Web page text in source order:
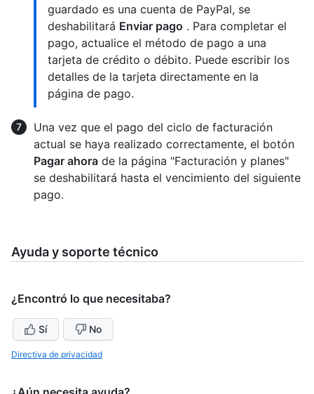
guardado es una cuenta de PayPal, se
deshabilitará Enviar pago . Para completar el
pago, actualice el método de pago a una
tarjeta de crédito o débito. Puede escribir los
detalles de la tarjeta directamente en la
página de pago.
Una vez que el pago del ciclo de facturación
actual se haya realizado correctamente, el botón
Pagar ahora de la página "Facturación y planes"
se deshabilitará hasta el vencimiento del siguiente
pago.
Ayuda y soporte técnico
¿Encontró lo que necesitaba?
Sí No
Directiva de privacidad